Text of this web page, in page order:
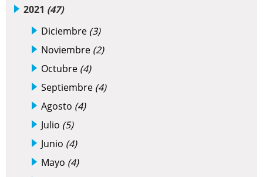
2021 (47)
Diciembre (3)
Noviembre (2)
Octubre (4)
Septiembre (4)
Agosto (4)
Julio (5)
Junio (4)
Mayo (4)